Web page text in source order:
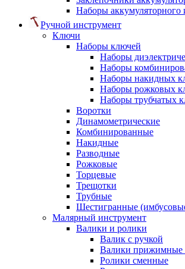
Наборы аккумуляторного
Ручной инструмент
Ключи
Наборы ключей
Наборы
Наборы
Наборы накидных
Наборы рожковых
Наборы трубчатых
Воротки
Динамометрические
Комбинированные
Накидные
Разводные
Рожковые
Торцевые
Трещотки
Трубные
Шестигранные
Малярный инструмент
Валики и ролики
Валик с ручкой
Валики прижимные
Ролики сменные